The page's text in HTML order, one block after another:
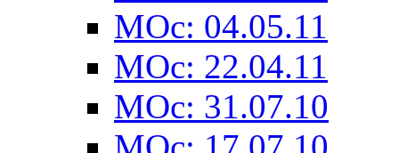
MOc: 04.05.11
MOc: 22.04.11
MOc: 31.07.10